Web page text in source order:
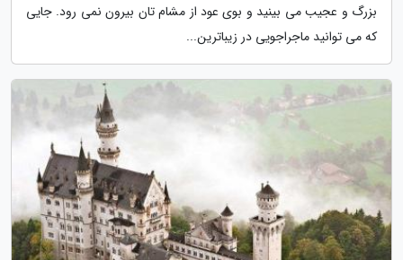
بزرگ و عجیب می بینید و بوی عود از مشام تان بیرون نمی رود. جایی
که می توانید ماجراجویی در زیباترین...